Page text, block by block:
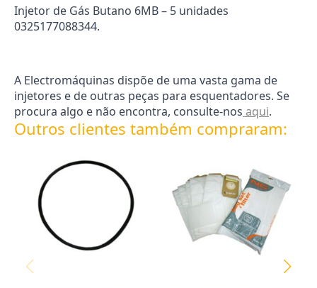
Injetor de Gás Butano 6MB – 5 unidades
0325177088344.
A Electromáquinas dispõe de uma vasta gama de
injetores e de outras peças para esquentadores. Se
procura algo e não encontra, consulte-nos aqui.
Outros clientes também compraram: